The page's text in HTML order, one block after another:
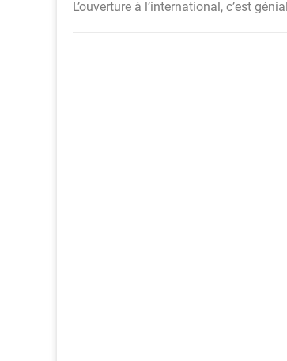
Navigation
L’ouverture à l’international, c’est